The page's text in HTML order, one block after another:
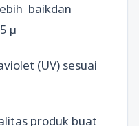
baikdan
µ
(UV) sesuai
produk buat